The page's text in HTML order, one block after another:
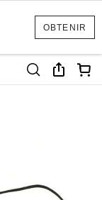
OBTENIR